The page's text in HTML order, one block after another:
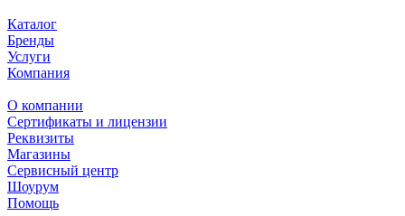
Каталог
Бренды
Услуги
Компания
О компании
Сертификаты и лицензии
Реквизиты
Магазины
Сервисный центр
Шоурум
Помощь